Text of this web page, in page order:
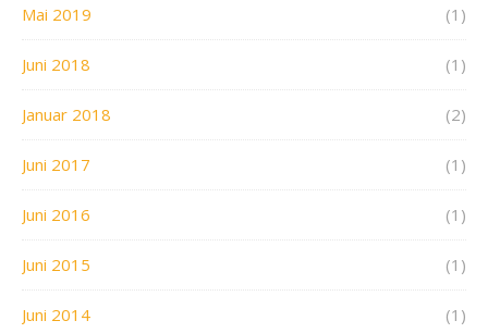
Mai 2019 (1)
Juni 2018 (1)
Januar 2018 (2)
Juni 2017 (1)
Juni 2016 (1)
Juni 2015 (1)
Juni 2014 (1)